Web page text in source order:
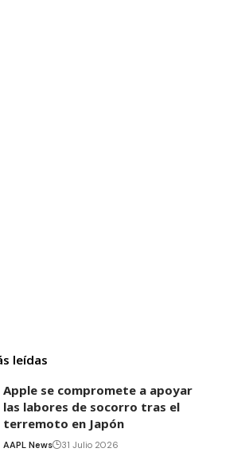
leídas
Apple se compromete a apoyar
las labores de socorro tras el
terremoto en Japón
AAPL News 31 Julio 2026